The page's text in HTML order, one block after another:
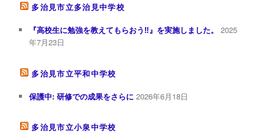
多治見市立多治見中学校
『高校生に勉強を教えてもらおう‼︎』を実施しました。
2025
年7月23日
多治見市立平和中学校
保護中: 研修での成果をさらに 2026年6月18日
多治見市立小泉中学校